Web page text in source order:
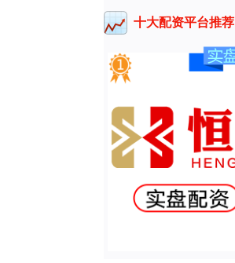
十大配资平台推荐